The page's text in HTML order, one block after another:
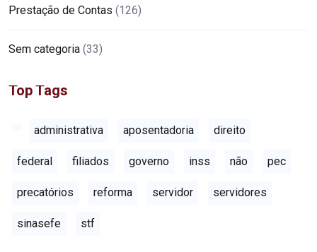
Prestação de Contas (126)
Sem categoria (33)
Top Tags
administrativa aposentadoria direito
federal filiados governo inss não pec
precatórios reforma servidor servidores
sinasefe stf